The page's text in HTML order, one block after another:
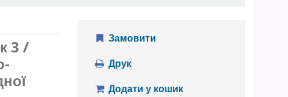
3/
Замовити
Друк
Додати у кошик